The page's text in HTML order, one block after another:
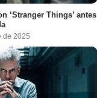
‘Stranger Things’ antes
de 2025